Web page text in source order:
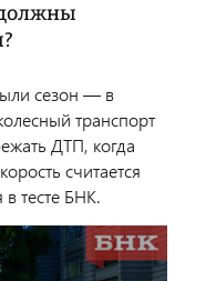
сезон — в
транспорт
ДТП, когда
считается
тесте БНК.